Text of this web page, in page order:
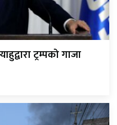
ट्रम्पको गाजा